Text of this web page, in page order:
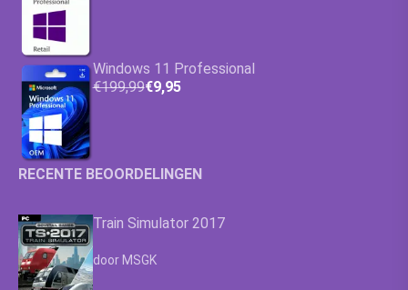
Windows 11 Professional
€199,99€9,95
RECENTE BEOORDELINGEN
Train Simulator 2017
Waardering
door MSGK